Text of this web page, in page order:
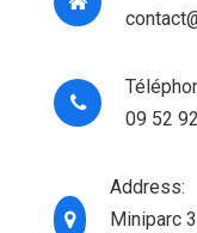
09 52
Address:
Miniparc